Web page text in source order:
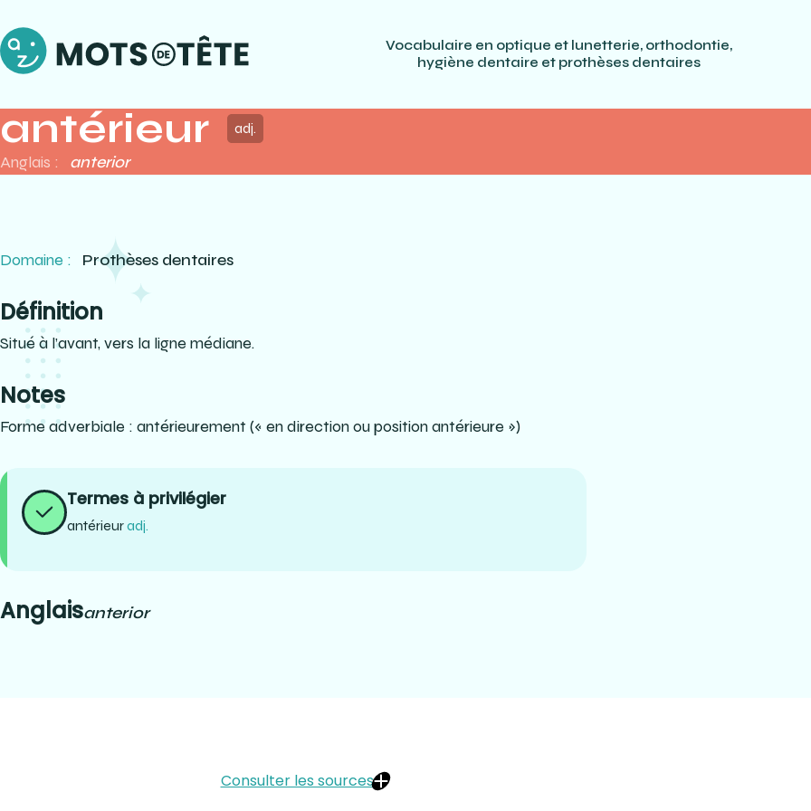
Vocabulaire en optique et lunetterie, orthodontie,
hygiène dentaire et prothèses dentaires
antérieur adj.
Anglais : anterior
Domaine : Prothèses dentaires
Définition
Situé à l’avant, vers la ligne médiane.
Notes
Forme adverbiale : antérieurement (« en direction ou position antérieure »)
Termes à privilégier
antérieuradj.
Anglaisanterior
Consulter les sources